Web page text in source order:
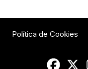
Política de Cookies